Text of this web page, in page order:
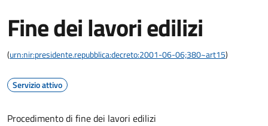
Fine dei lavori edilizi
(urn:nir:presidente.repubblica:decreto:2001-06-06;380~art15)
Servizio attivo
Procedimento di fine dei lavori edilizi